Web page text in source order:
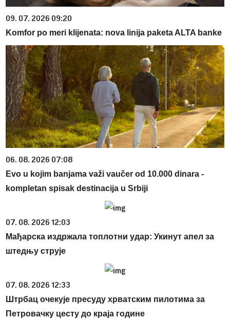
09. 07. 2026 09:20
Komfor po meri klijenata: nova linija paketa ALTA banke
06. 08. 2026 07:08
Evo u kojim banjama važi vaučer od 10.000 dinara -
kompletan spisak destinacija u Srbiji
07. 08. 2026 12:03
Мађарска издржала топлотни удар: Укинут апел за
штедњу струје
07. 08. 2026 12:33
Штрбац очекује пресуду хрватским пилотима за
Петровачку цесту до краја године